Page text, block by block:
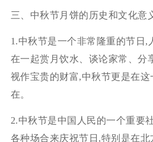
三、中秋节月饼的历史和文化意
1.中秋节是一个非常隆重的节日,
在一起赏月饮水、谈论家常、分
视作宝贵的财富,中秋节更是在
在。
2.中秋节是中国人民的一个重要
各种场合来庆祝节日,特别是在